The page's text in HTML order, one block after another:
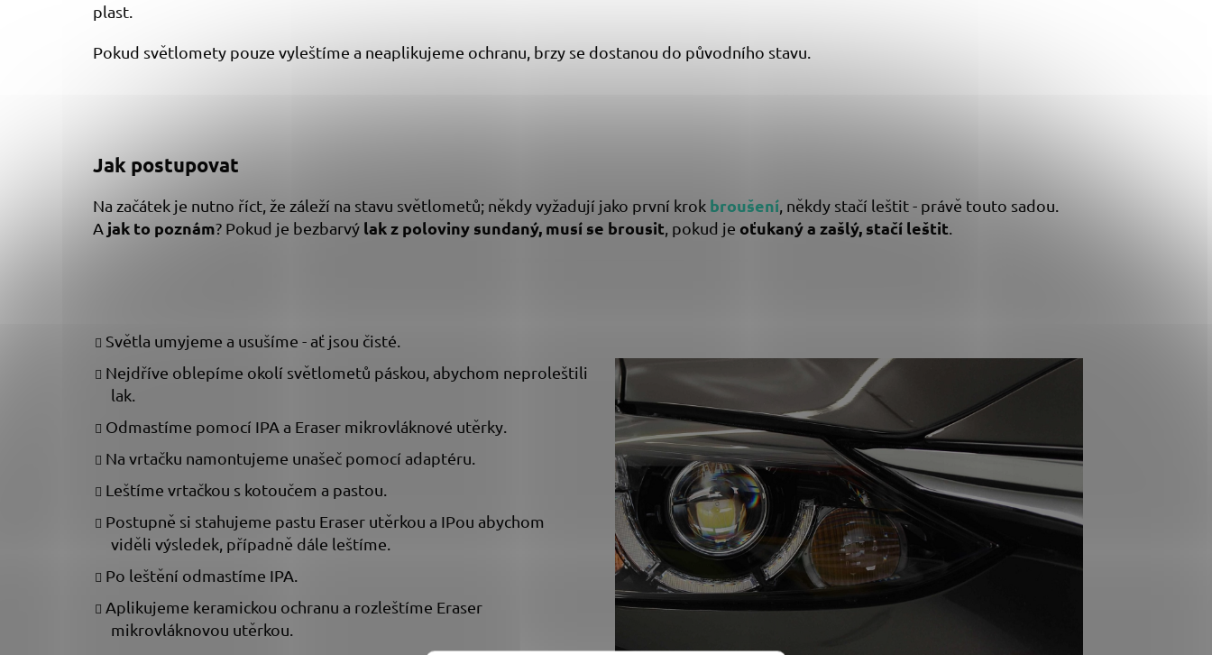
plast.
Pokud světlomety pouze vyleštíme a neaplikujeme ochranu, brzy se dostanou do původního stavu.
Jak postupovat
Na začátek je nutno říct, že záleží na stavu světlometů; někdy vyžadují jako první krok broušení , někdy stačí leštit - právě touto sadou.
A jak to poznám? Pokud je bezbarvý lak z poloviny sundaný, musí se brousit , pokud je oťukaný a zašlý, stačí leštit
Světla umyjeme a usušíme - ať jsou čisté.
Nejdříve oblepíme okolí světlometů páskou, abychom neproleštili
lak.
Odmastíme pomocí IPA a Eraser mikrovláknové utěrky.
Na vrtačku namontujeme unašeč pomocí adaptéru.
Leštíme vrtačkou s kotoučem a pastou.
Postupně si stahujeme pastu Eraser utěrkou a IPou abychom
viděli výsledek, případně dále leštíme.
Po leštění odmastíme IPA.
Aplikujeme keramickou ochranu a rozleštíme Eraser
mikrovláknovou utěrkou.